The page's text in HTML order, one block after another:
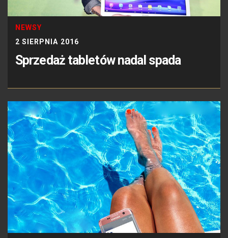
NEWSY
2 SIERPNIA 2016
Sprzedaż tabletów nadal spada